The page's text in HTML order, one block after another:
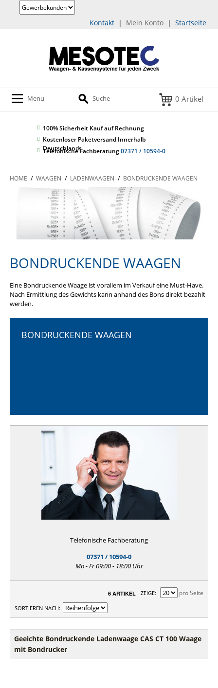
Startseite
|
Mein Konto
|
Kontakt
Menu Suche 0 Artikel
100% Sicherheit Kauf auf Rechnung
Kostenloser Paketversand Innerhalb
Deutschlands
Telefonische Fachberatung07371 / 10594-0
HOME / WAAGEN / LADENWAAGEN / BONDRUCKENDE WAAGEN
BONDRUCKENDE WAAGEN
Eine Bondruckende Waage ist vorallem im Verkauf eine Must-Have.
Nach Ermittlung des Gewichts kann anhand des Bons direkt bezahlt
werden.
BONDRUCKENDE WAAGEN
Telefonische Fachberatung
07371 / 10594-0
Mo - Fr 09:00 - 18:00 Uhr
6 ARTIKEL ZEIGE pro Seite
SORTIEREN NACH
Geeichte Bondruckende Ladenwaage CAS CT 100 Waage
mit Bondrucker